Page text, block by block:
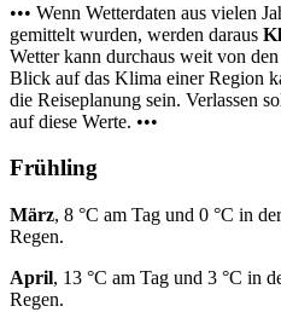
••• Wenn Wetterdaten aus vielen
gemittelt wurden, werden daraus
Wetter kann durchaus weit von
Blick auf das Klima einer Region
die Reiseplanung sein. Verlassen
auf diese Werte. •••
Frühling
März, 8 °C am Tag und 0 °C in
Regen.
April, 13 °C am Tag und 3 °C in
Regen.